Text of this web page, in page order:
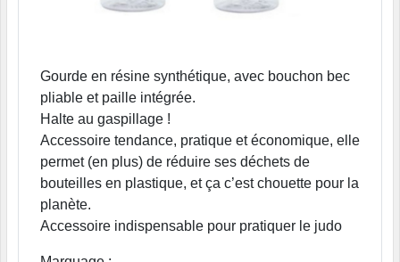
Gourde en résine synthétique, avec bouchon bec
pliable et paille intégrée.
Halte au gaspillage !
Accessoire tendance, pratique et économique, elle
permet (en plus) de réduire ses déchets de
bouteilles en plastique, et ça c’est chouette pour la
planète.
Accessoire indispensable pour pratiquer le judo